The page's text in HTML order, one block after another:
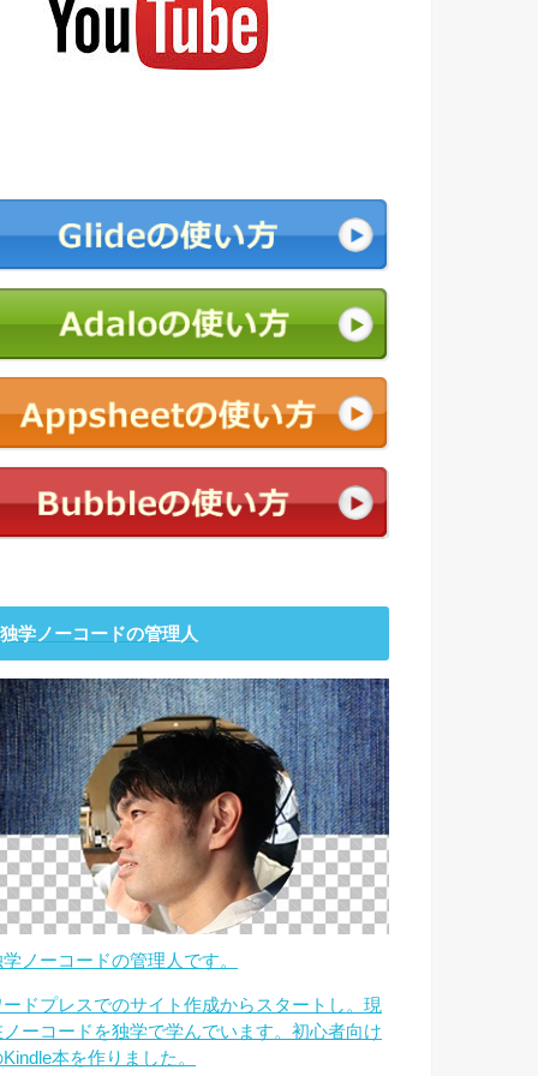
独学ノーコードの管理人
ノーコードの管理人です。
ードプレスでのサイト作成からスタートし。現
ノーコードを独学で学んでいます。初心者向け
本を作りました。